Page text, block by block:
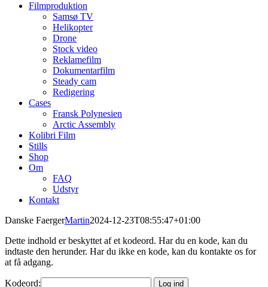
Filmproduktion
Samsø TV
Helikopter
Drone
Stock video
Reklamefilm
Dokumentarfilm
Steady cam
Redigering
Cases
Fransk Polynesien
Arctic Assembly
Kolibri Film
Stills
Shop
Om
FAQ
Udstyr
Kontakt
Danske FaergerMartin2024-12-23T08:55:47+01:00
Dette indhold er beskyttet af et kodeord. Har du en kode, kan du
indtaste den herunder. Har du ikke en kode, kan du kontakte os for
at få adgang.
Kodeord: